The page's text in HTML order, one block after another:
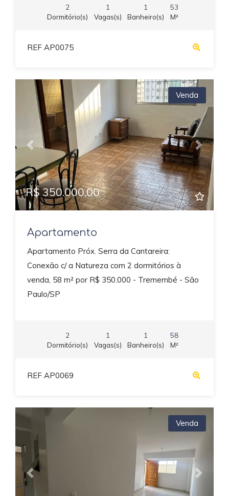
2
Dormitório(s)
1
Vagas(s)
1
Banheiro(s)
53
M²
REF AP0075
Previous Next
Venda
R$ 350.000,00
Apartamento
Apartamento Próx. Serra da Cantareira:
Conexão c/ a Natureza com 2 dormitórios à
venda, 58 m² por R$ 350.000 - Tremembé - São
Paulo/SP
2
Dormitório(s)
1
Vagas(s)
1
Banheiro(s)
58
M²
REF AP0069
Previous Next
Venda